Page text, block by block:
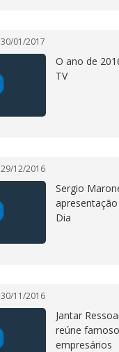
30/01/2017
O ano de
TV
29/12/2016
Sergio
Dia
30/11/2016
Jantar
reúne
empresários